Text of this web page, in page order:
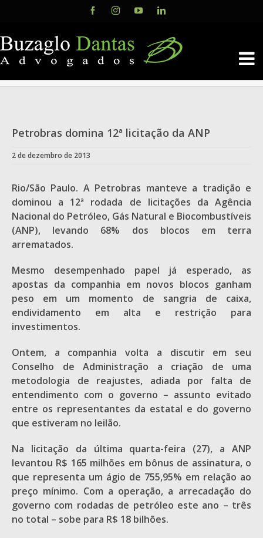
content
FacebookInstagramYouTubeLinkedIn
Petrobras domina 12ª licitação da ANP
2 de dezembro de 2013
Rio/São Paulo. A Petrobras manteve a tradição e
dominou a 12ª rodada de licitações da Agência
Nacional do Petróleo, Gás Natural e Biocombustíveis
(ANP), levando 68% dos blocos em terra
arrematados.
Mesmo desempenhado papel já esperado, as
apostas da companhia em novos blocos ganham
peso em um momento de sangria de caixa,
endividamento em alta e restrição para
investimentos.
Ontem, a companhia volta a discutir em seu
Conselho de Administração a criação de uma
metodologia de reajustes, adiada por falta de
entendimento com o governo – assunto evitado
entre os representantes da estatal e do governo
que estiveram no leilão.
Na licitação da última quarta-feira (27), a ANP
levantou R$ 165 milhões em bônus de assinatura, o
que representa um ágio de 755,95% em relação ao
preço mínimo. Com a operação, a arrecadação do
governo com rodadas de petróleo este ano – três
no total – sobe para R$ 18 bilhões.